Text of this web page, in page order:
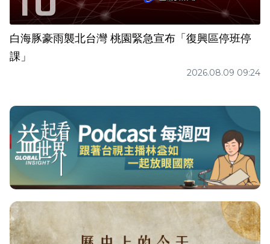
白海豚豪雨襲北台灣 桃園緊急宣布「復興區停班停
課」
2026.08.09 09:24